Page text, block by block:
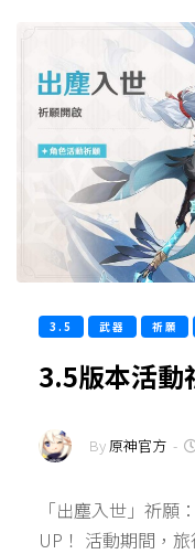
3.5 武器 祈願
3.5版本活動
By 原神官方 -
「出塵入世」祈
UP！ 活動期間，